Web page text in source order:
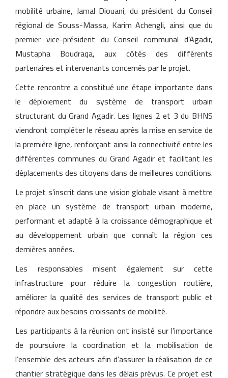
mobilité urbaine, Jamal Diouani, du président du Conseil
régional de Souss-Massa, Karim Achengli, ainsi que du
premier vice-président du Conseil communal d’Agadir,
Mustapha Boudraqa, aux côtés des différents
partenaires et intervenants concernés par le projet.
Cette rencontre a constitué une étape importante dans
le déploiement du système de transport urbain
structurant du Grand Agadir. Les lignes 2 et 3 du BHNS
viendront compléter le réseau après la mise en service de
la première ligne, renforçant ainsi la connectivité entre les
différentes communes du Grand Agadir et facilitant les
déplacements des citoyens dans de meilleures conditions.
Le projet s’inscrit dans une vision globale visant à mettre
en place un système de transport urbain moderne,
performant et adapté à la croissance démographique et
au développement urbain que connaît la région ces
dernières années.
Les responsables misent également sur cette
infrastructure pour réduire la congestion routière,
améliorer la qualité des services de transport public et
répondre aux besoins croissants de mobilité.
Les participants à la réunion ont insisté sur l’importance
de poursuivre la coordination et la mobilisation de
l’ensemble des acteurs afin d’assurer la réalisation de ce
chantier stratégique dans les délais prévus. Ce projet est